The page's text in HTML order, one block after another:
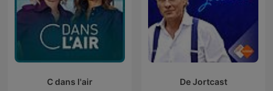
C dans l'air De Jortcast